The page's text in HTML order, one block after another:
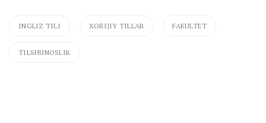
INGLIZ TILI XORIJIY TILLAR FAKULTET
TILSHUNOSLIK